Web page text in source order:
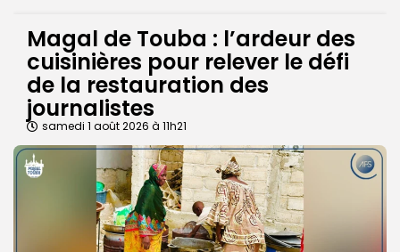
Magal de Touba : l’ardeur des
cuisinières pour relever le défi
de la restauration des
journalistes
samedi 1 août 2026 à 11h21